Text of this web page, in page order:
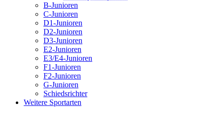
B-Junioren
C-Junioren
D1-Junioren
D2-Junioren
D3-Junioren
E2-Junioren
E3/E4-Junioren
F1-Junioren
F2-Junioren
G-Junioren
Schiedsrichter
Weitere Sportarten